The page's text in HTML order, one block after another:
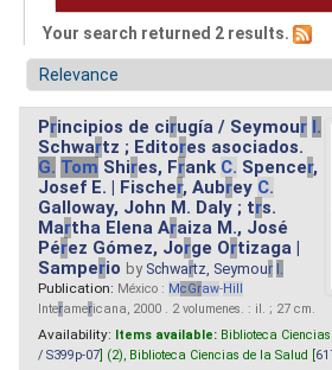
Your search returned 2 results.
Principios de cirugía / Seymour I.
Schwartz ; Editores asociados.
G. Tom Shires, Frank C. Spencer,
Josef E. | Fischer, Aubrey C.
Galloway, John M. Daly ; trs.
Martha Elena Araiza M., José
Pérez Gómez, Jorge Ortizaga |
Samperio by Schwartz, Seymour I.
Publication: México : McGraw-Hill
Interamericana, 2000 . 2 volumenes. : il. ; 27 cm.
Availability: Items available: Biblioteca
/ S399p-07 ] (2), Biblioteca Ciencias de la Salud [